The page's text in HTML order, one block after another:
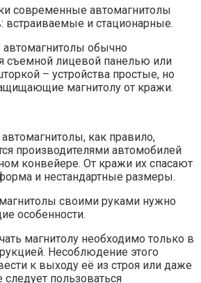
современные автомагнитолы
и стационарные.
обычно
съемной лицевой панелью или
– устройства простые, но
магнитолу от кражи.
как правило,
производителями автомобилей
конвейере. От кражи их спасают
и нестандартные размеры.
своими руками нужно
особенности.
магнитолу необходимо только в
Несоблюдение этого
к выходу её из строя или даже
пользоваться